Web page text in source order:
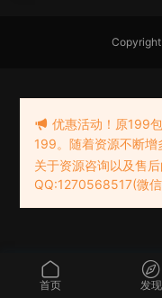
首页 发现
优惠活动！原199
199。随着资源不断增
关于资源咨询以及售
QQ:1270568517(微